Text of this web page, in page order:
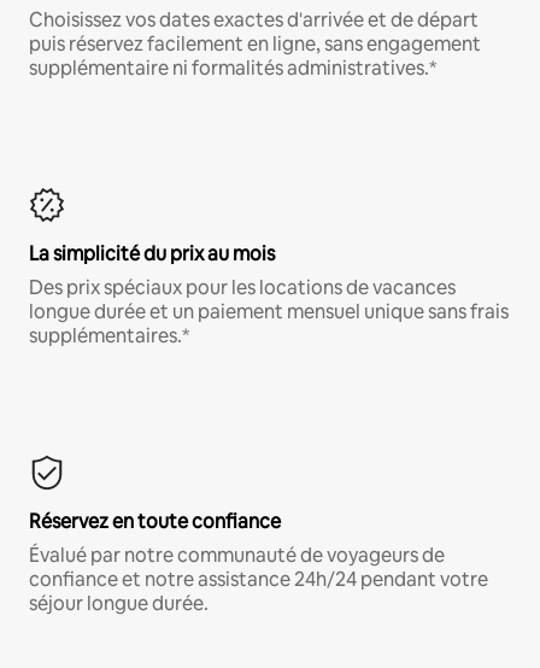
Choisissez vos dates exactes d'arrivée et de départ
puis réservez facilement en ligne, sans engagement
supplémentaire ni formalités administratives.*
La simplicité du prix au mois
Des prix spéciaux pour les locations de vacances
longue durée et un paiement mensuel unique sans frais
supplémentaires.*
Réservez en toute confiance
Évalué par notre communauté de voyageurs de
confiance et notre assistance 24h/24 pendant votre
séjour longue durée.